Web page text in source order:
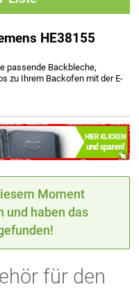
HE38155
passende Backbleche,
zu Ihrem Backofen mit der E-
Moment
und haben das
für den